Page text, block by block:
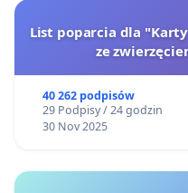
List poparcia dla
ze
40 262 podpisów
29 Podpisy / 24 godzin
30 Nov 2025